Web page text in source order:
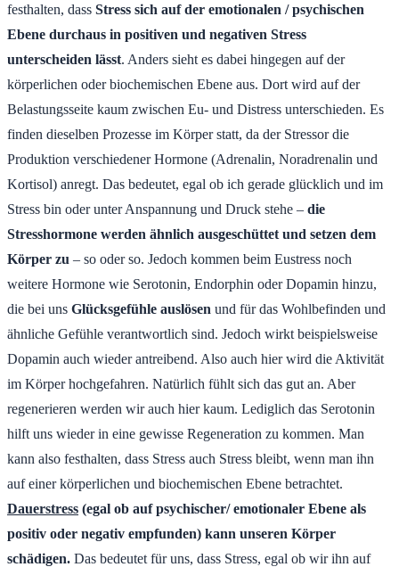
festhalten, dass Stress sich auf der emotionalen / psychischen
Ebene durchaus in positiven und negativen Stress
unterscheiden lässt. Anders sieht es dabei hingegen auf der
körperlichen oder biochemischen Ebene aus. Dort wird auf der
Belastungsseite kaum zwischen Eu- und Distress unterschieden. Es
finden dieselben Prozesse im Körper statt, da der Stressor die
Produktion verschiedener Hormone (Adrenalin, Noradrenalin und
Kortisol) anregt. Das bedeutet, egal ob ich gerade glücklich und im
Stress bin oder unter Anspannung und Druck stehe – die
Stresshormone werden ähnlich ausgeschüttet und setzen dem
Körper zu – so oder so. Jedoch kommen beim Eustress noch
weitere Hormone wie Serotonin, Endorphin oder Dopamin hinzu,
die bei uns Glücksgefühle auslösen und für das Wohlbefinden und
ähnliche Gefühle verantwortlich sind. Jedoch wirkt beispielsweise
Dopamin auch wieder antreibend. Also auch hier wird die Aktivität
im Körper hochgefahren. Natürlich fühlt sich das gut an. Aber
regenerieren werden wir auch hier kaum. Lediglich das Serotonin
hilft uns wieder in eine gewisse Regeneration zu kommen. Man
kann also festhalten, dass Stress auch Stress bleibt, wenn man ihn
auf einer körperlichen und biochemischen Ebene betrachtet.
Dauerstress (egal ob auf psychischer/ emotionaler Ebene als
positiv oder negativ empfunden) kann unseren Körper
schädigen. Das bedeutet für uns, dass Stress, egal ob wir ihn auf